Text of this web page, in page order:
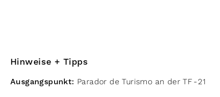
Hinweise + Tipps
Ausgangspunkt: Parador de Turismo an der TF - 21